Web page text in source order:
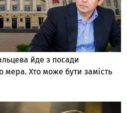
йде з посади
мера. Хто може бути замість